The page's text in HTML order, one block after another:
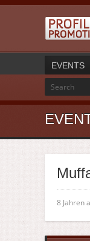
EVENTS
8 Jahren